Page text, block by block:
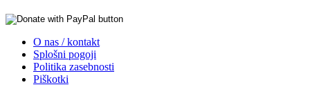
O nas / kontakt
Splošni pogoji
Politika zasebnosti
Piškotki